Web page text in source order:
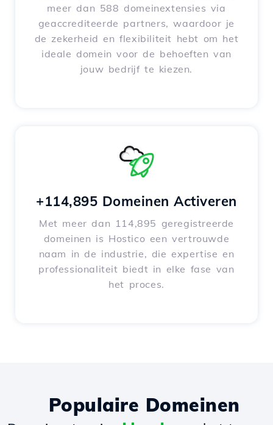
meer dan 588 domeinextensies via
geaccrediteerde partners, waardoor je
de zekerheid en flexibiliteit hebt om het
ideale domein voor de behoeften van
jouw bedrijf te kiezen.
+114,895 Domeinen Activeren
Met meer dan 114,895 geregistreerde
domeinen is Hostico een vertrouwde
naam in de industrie, die expertise en
professionaliteit biedt in elke fase van
het proces.
Populaire Domeinen